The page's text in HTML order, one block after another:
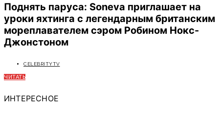
Поднять паруса: Soneva приглашает на
уроки яхтинга с легендарным британским
мореплавателем сэром Робином Нокс-
Джонстоном
CELEBRITYTV
ЧИТАТЬ
ИНТЕРЕСНОЕ